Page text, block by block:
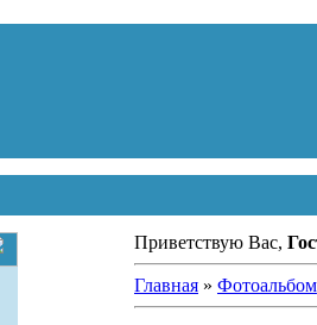
Приветствую Вас,
Главная» Фотоальбом